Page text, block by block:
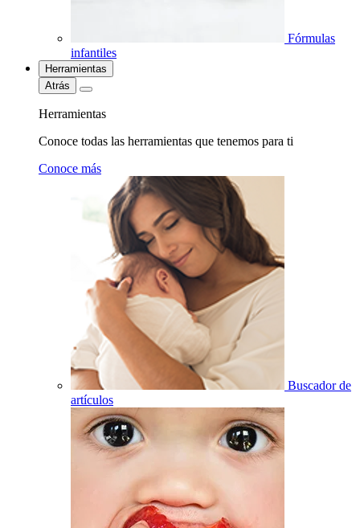
Fórmulas
infantiles
Herramientas
Atrás
Herramientas
Conoce todas las herramientas que tenemos para ti
Conoce más
Buscador de
artículos